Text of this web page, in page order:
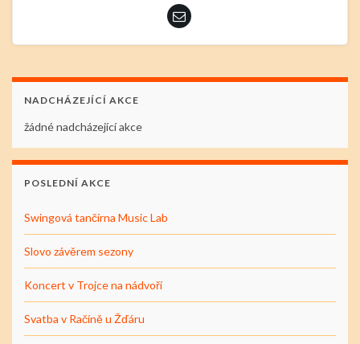
NADCHÁZEJÍCÍ AKCE
žádné nadcházející akce
POSLEDNÍ AKCE
Swingová tančírna Music Lab
Slovo závěrem sezony
Koncert v Trojce na nádvoří
Svatba v Račíně u Žďáru